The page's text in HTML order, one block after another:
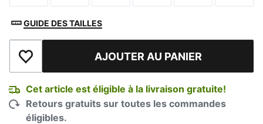
GUIDE DES TAILLES
Ajouter à la liste de souhaits
AJOUTER AU PANIER
Cet article est éligible à la livraison gratuite!
Retours gratuits sur toutes les commandes
éligibles.